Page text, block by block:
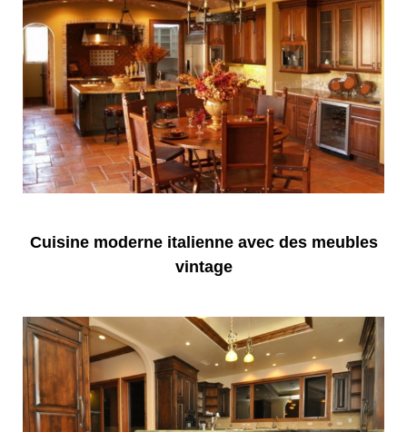
Cuisine moderne italienne avec des meubles
vintage